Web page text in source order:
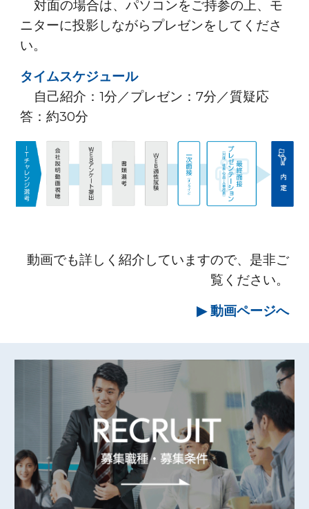
対面の場合は、パソコンをご持参の上、モ
ニターに投影しながらプレゼンをしてくださ
い。
タイムスケジュール
自己紹介：1分／プレゼン：7分／質疑応
答：約30分
動画でも詳しく紹介していますので、是非ご
覧ください。
▶︎動画ページへ